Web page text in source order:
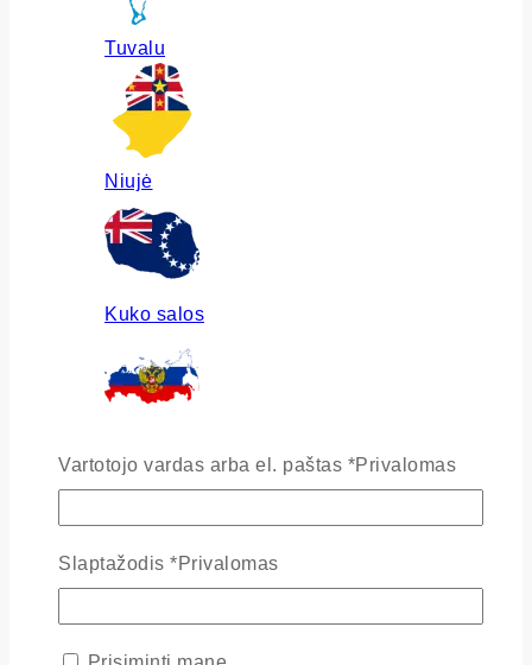
Tuvalu
Niujė
Kuko salos
Vartotojo vardas arba el. paštas *Privalomas
Slaptažodis *Privalomas